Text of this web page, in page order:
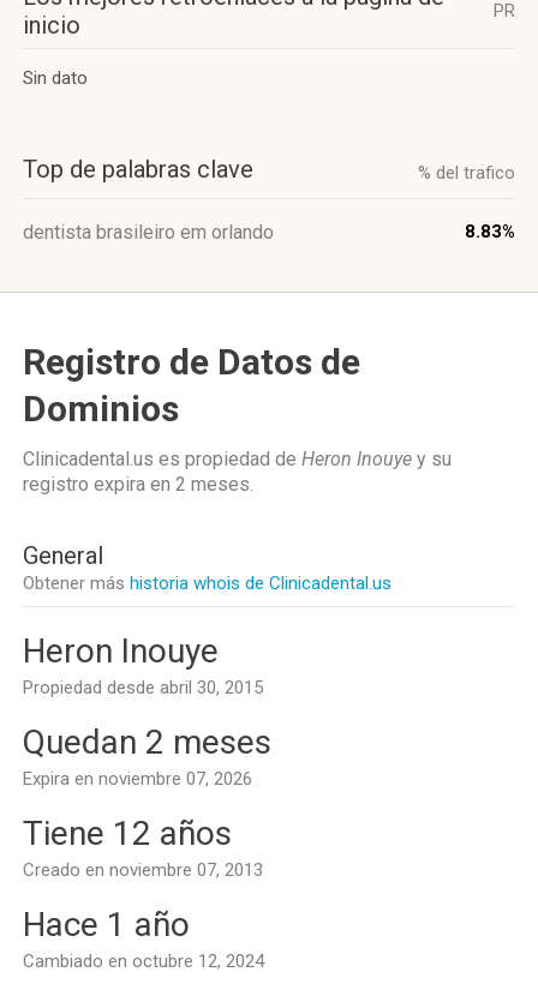
inicio
PR
Sin dato
Top de palabras clave % del trafico
dentista brasileiro em orlando 8.83%
Registro de Datos de
Dominios
Clinicadental.us es propiedad de Heron Inouye y su
registro expira en 2 meses.
General
Obtener más historia whois de Clinicadental.us
Heron Inouye
Propiedad desde abril 30, 2015
Quedan 2 meses
Expira en noviembre 07, 2026
Tiene 12 años
Creado en noviembre 07, 2013
Hace 1 año
Cambiado en octubre 12, 2024